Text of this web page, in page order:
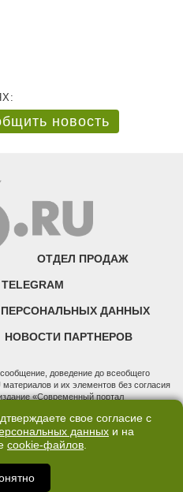
новость
ОТДЕЛ ПРОДАЖ
ДАННЫХ
НОВОСТИ ПАРТНЕРОВ
доведение до всеобщего
и их элементов без согласия
«Современный портал
технологий и массовых коммуникаций
ЭЛ № ФС 77 - 76634 от 02.09.2019
"66.ру". Юридический
и отдела продаж: 620014, Свердловская
д. 3, оф. 7015, +7 (343) 288-50-66
свое согласие с
данных и на
cookie-файлов.